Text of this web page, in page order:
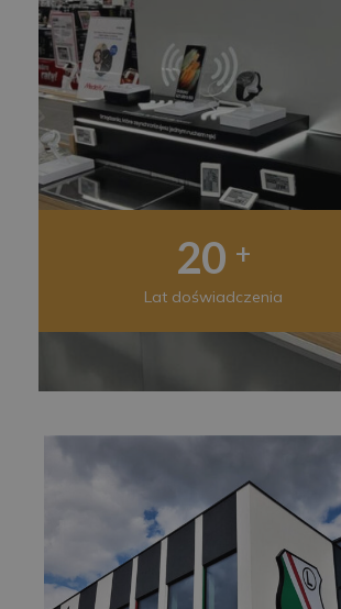
20 +
Lat doświadczenia